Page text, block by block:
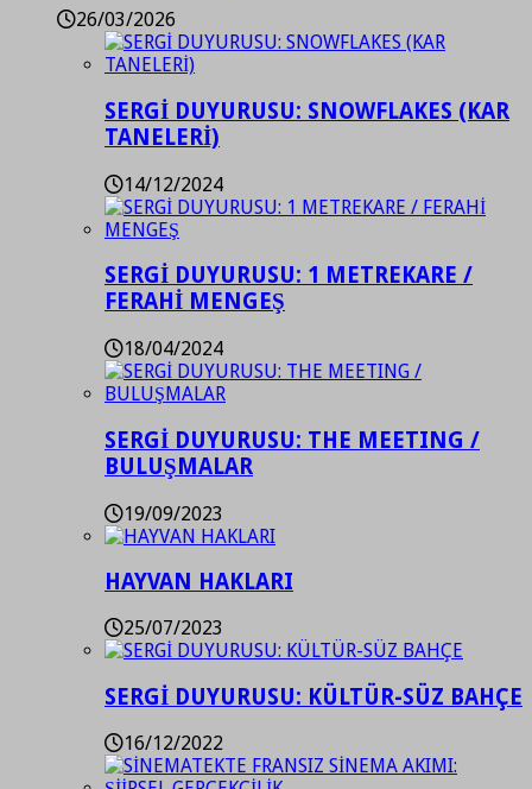
26/03/2026
SERGİ DUYURUSU: SNOWFLAKES (KAR
TANELERİ)
14/12/2024
SERGİ DUYURUSU: 1 METREKARE /
FERAHİ MENGEŞ
18/04/2024
SERGİ DUYURUSU: THE MEETING /
BULUŞMALAR
19/09/2023
HAYVAN HAKLARI
25/07/2023
SERGİ DUYURUSU: KÜLTÜR-SÜZ BAHÇE
16/12/2022